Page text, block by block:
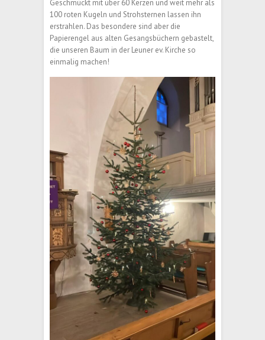
Geschmückt mit über 60 Kerzen und weit mehr als
100 roten Kugeln und Strohsternen lassen ihn
erstrahlen. Das besondere sind aber die
Papierengel aus alten Gesangsbüchern gebastelt,
die unseren Baum in der Leuner ev. Kirche so
einmalig machen!